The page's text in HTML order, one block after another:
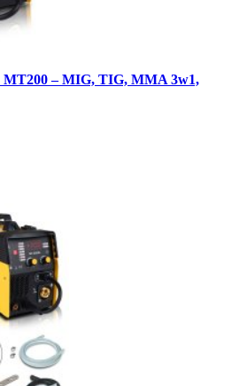
– MIG, TIG, MMA 3w1,